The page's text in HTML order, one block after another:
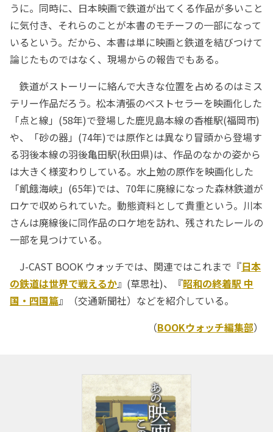
うに。同時に、日本映画で鉄道が出てくる作品が多いこと
に気付き、それらのことが本書のモチーフの一部になって
いるという。だから、本書は単に映画と鉄道を結びつけて
論じたものではなく、現場からの報告でもある。
鉄道がストーリーに絡んで大きな位置を占めるのはミス
テリー作品だろう。松本清張のベストセラーを映画化した
「点と線」(58年)で登場した鹿児島本線の香椎駅(福岡市)
や、「砂の器」(74年)では原作とは異なり冒頭から登場す
る羽後本線の羽後亀田駅(秋田県)は、作品のなかの姿から
は大きく様変わりしている。水上勉の原作を映画化した
「飢餓海峡」(65年)では、70年に廃線になった森林鉄道が
ロケで収められていた。動態資料として貴重という。川本
さんは廃線後に同作品のロケ地を訪れ、残されたレールの
一部を見つけている。
J-CAST BOOK ウォッチでは、関連ではこれまで『日本
の鉄道は世界で戦えるか』(草思社)、『昭和の終着駅 中
国・四国篇』（交通新聞社）などを紹介している。
（BOOKウォッチ編集部）